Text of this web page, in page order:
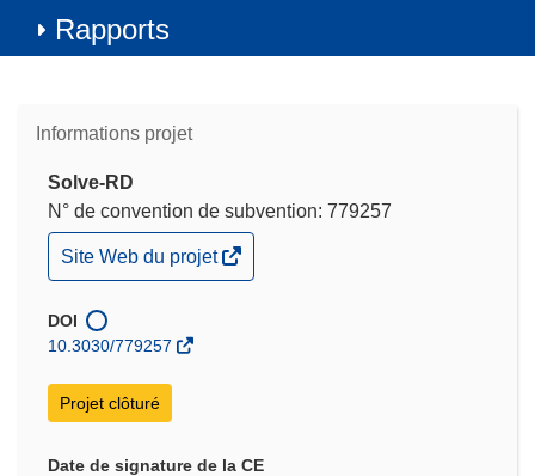
Rapports
Informations projet
Solve-RD
N° de convention de subvention: 779257
(s’ouvre
dans
nouvelle
fenêtre)
Site Web du projet
DOI
10.3030/779257
Projet clôturé
Date de signature de la CE